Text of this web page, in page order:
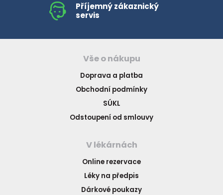
Příjemný zákaznický
servis
Vše o nákupu
Doprava a platba
Obchodní podmínky
SÚKL
Odstoupení od smlouvy
V lékárnách
Online rezervace
Léky na předpis
Dárkové poukazy